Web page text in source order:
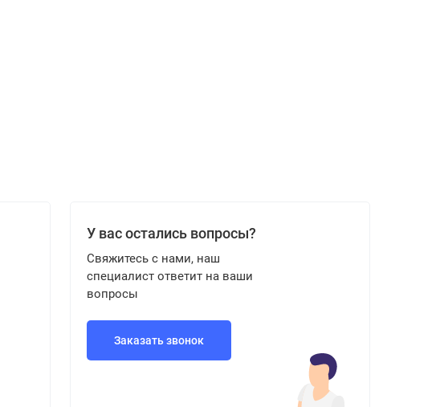
У вас остались вопросы?
Свяжитесь с нами, наш
специалист ответит на ваши
вопросы
Заказать звонок